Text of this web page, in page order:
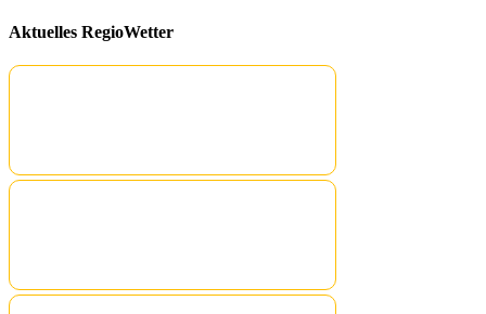
Aktuelles RegioWetter